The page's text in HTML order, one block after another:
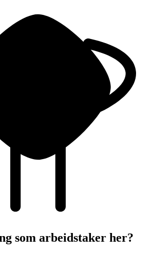
som arbeidstaker her?